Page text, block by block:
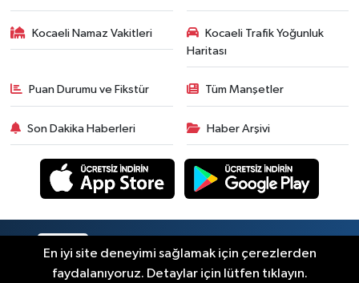
Kocaeli Namaz Vakitleri
Kocaeli Trafik Yoğunluk
Haritası
Puan Durumu ve Fikstür Tüm Manşetler
Son Dakika Haberleri Haber Arşivi
En iyi site deneyimi sağlamak için çerezlerden
faydalanıyoruz. Detaylar için lütfen tıklayın.